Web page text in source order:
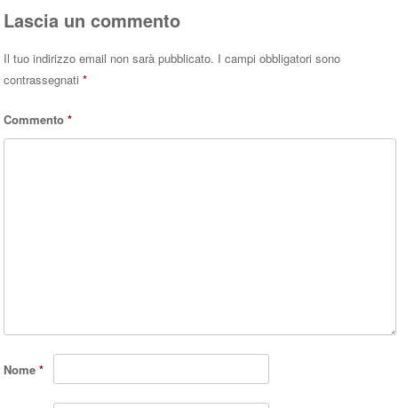
Lascia un commento
Il tuo indirizzo email non sarà pubblicato. I campi obbligatori sono
contrassegnati*
Commento*
Nome*